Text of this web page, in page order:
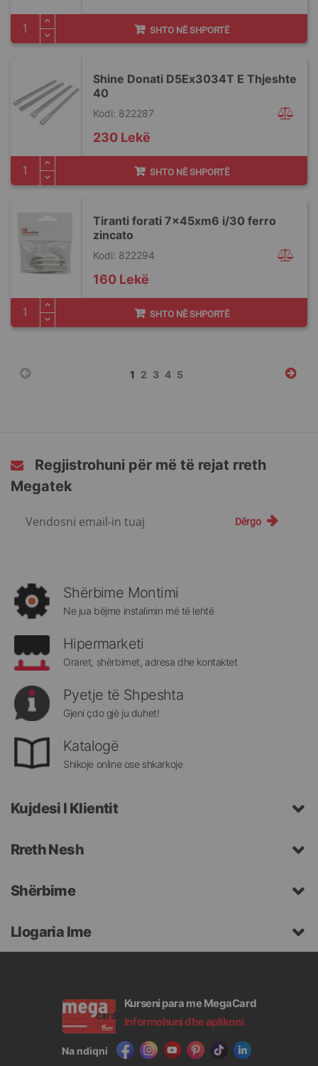
SHTO NË SHPORTË
Shine Donati D5Ex3034T E Thjeshte
40
Kodi: 822287
230 Lekë
SHTO NË SHPORTË
Tiranti forati 7x45xm6 i/30 ferro
zincato
Kodi: 822294
160 Lekë
SHTO NË SHPORTË
Faqja
You're
1 Faqja
2 Faqja
3 Faqja
4 Faqja
5
Regjistrohuni për më të rejat rreth
Megatek
rreth
Megatek:
Dërgo
Shërbime Montimi
Ne jua bëjme instalimin më të lehtë
Hipermarketi
Oraret, shërbimet, adresa dhe kontaktet
Pyetje të Shpeshta
Gjeni çdo gjë ju duhet!
Katalogë
Shikoje online ose shkarkoje
Kujdesi I Klientit
Rreth Nesh
Shërbime
Llogaria Ime
Kurseni para me MegaCard
Informohuni dhe aplikoni
Na ndiqni